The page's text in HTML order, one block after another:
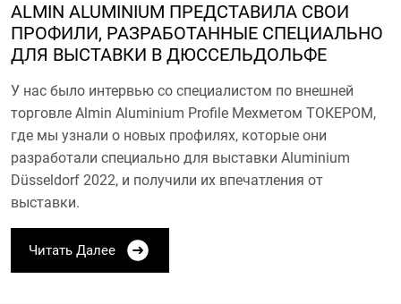
ALMIN ALUMINIUM ПРЕДСТАВИЛА СВОИ
ПРОФИЛИ, РАЗРАБОТАННЫЕ СПЕЦИАЛЬНО
ДЛЯ ВЫСТАВКИ В ДЮССЕЛЬДОЛЬФЕ
У нас было интервью со специалистом по внешней
торговле Almin Aluminium Profile Мехметом ТОКЕРОМ,
где мы узнали о новых профилях, которые они
разработали специально для выставки Aluminium
Düsseldorf 2022, и получили их впечатления от
выставки.
Читать Далее